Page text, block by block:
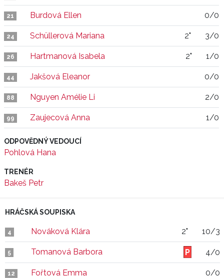
21 Burdová Ellen 0/0
24 Schüllerová Mariana 2" 3/0
26 Hartmanová Isabela 2" 1/0
44 Jakšová Eleanor 0/0
88 Nguyen Amélie Li 2/0
99 Zaujecová Anna 1/0
ODPOVĚDNÝ VEDOUCÍ
Pohlová Hana
TRENÉR
Bakeš Petr
HRÁČSKÁ SOUPISKA
4 Nováková Klára 2" 10/3
5 Tomanová Barbora 4/0
12 Fořtová Emma 0/0